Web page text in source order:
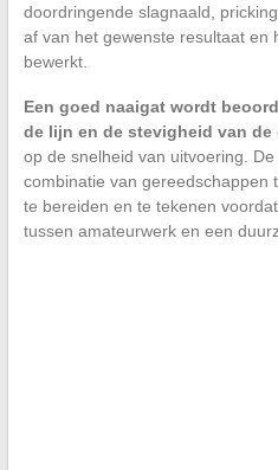
doordringende slagnaald,
af van het gewenste resultaat en
bewerkt.
Een goed naaigat wordt
de lijn en de stevigheid van
op de snelheid van uitvoering.
combinatie van gereedschappen
te bereiden en te tekenen
tussen amateurwerk en een